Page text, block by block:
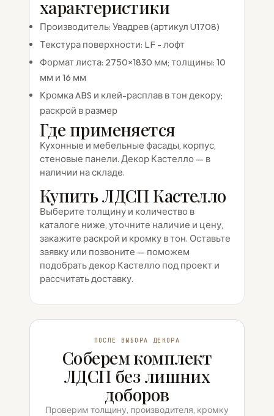
характеристики
Производитель: Увадрев (артикул U1708)
Текстура поверхности: LF - лофт
Формат листа: 2750×1830 мм; толщины: 10
мм и 16 мм
Кромка ABS и клей-расплав в тон декору;
раскрой в размер
Где применяется
Кухонные и мебельные фасады, корпус,
стеновые панели. Декор Кастелло — в
наличии на складе.
Купить ЛДСП Кастелло
Выберите толщину и количество в
каталоге ниже, уточните наличие и цену,
закажите раскрой и кромку в тон. Оставьте
заявку или позвоните — поможем
подобрать декор Кастелло под проект и
рассчитать доставку.
ПОСЛЕ ВЫБОРА ДЕКОРА
Соберем комплект
ЛДСП без лишних
доборов
Проверим толщину, производителя, кромку